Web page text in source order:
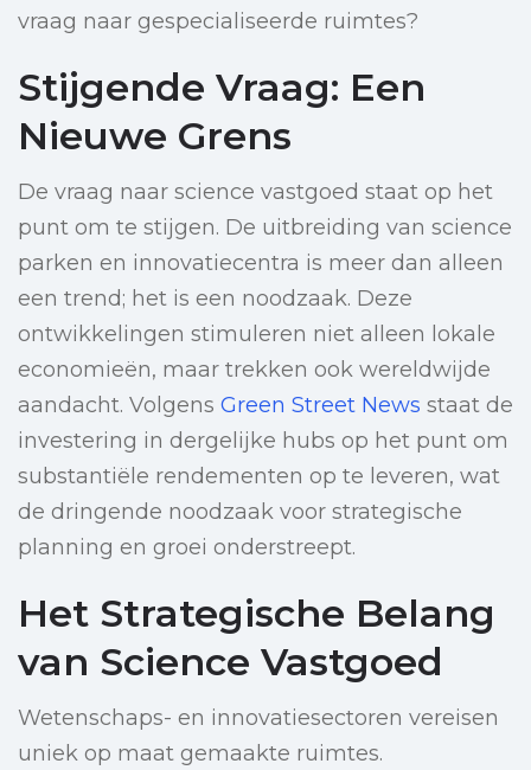
vraag naar gespecialiseerde ruimtes?
Stijgende Vraag: Een
Nieuwe Grens
De vraag naar science vastgoed staat op het
punt om te stijgen. De uitbreiding van science
parken en innovatiecentra is meer dan alleen
een trend; het is een noodzaak. Deze
ontwikkelingen stimuleren niet alleen lokale
economieën, maar trekken ook wereldwijde
aandacht. Volgens Green Street News staat de
investering in dergelijke hubs op het punt om
substantiële rendementen op te leveren, wat
de dringende noodzaak voor strategische
planning en groei onderstreept.
Het Strategische Belang
van Science Vastgoed
Wetenschaps- en innovatiesectoren vereisen
uniek op maat gemaakte ruimtes.